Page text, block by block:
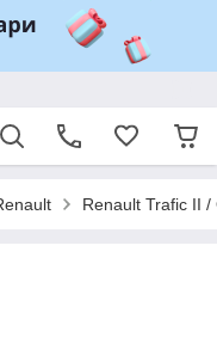
Renault Trafic II